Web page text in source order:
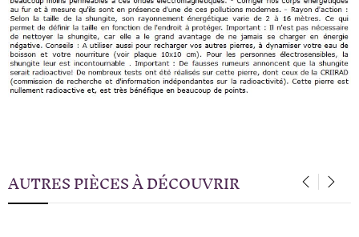
AUTRES PIÈCES À DÉCOUVRIR